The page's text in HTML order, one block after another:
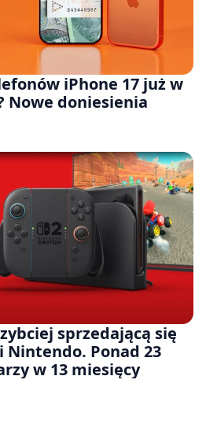
iPhone 17 już w
Nowe doniesienia
sprzedającą się
Ponad 23
w 13 miesięcy